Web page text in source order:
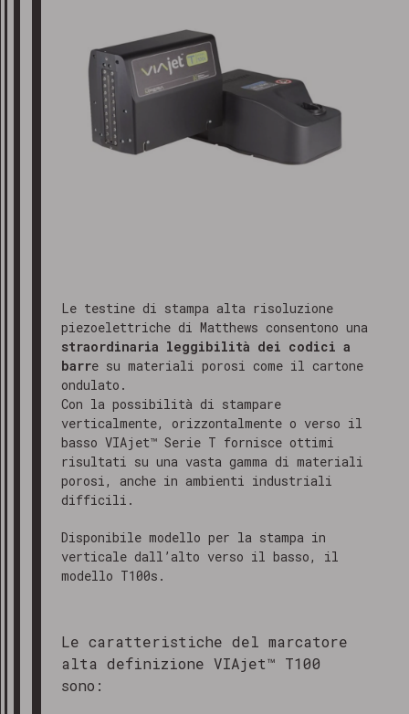
Le testine di stampa alta risoluzione
piezoelettriche di Matthews consentono una
straordinaria leggibilità dei codici a
barre su materiali porosi come il cartone
ondulato.
Con la possibilità di stampare
verticalmente, orizzontalmente o verso il
basso VIAjet™ Serie T fornisce ottimi
risultati su una vasta gamma di materiali
porosi, anche in ambienti industriali
difficili.
Disponibile modello per la stampa in
verticale dall’alto verso il basso, il
modello T100s.
Le caratteristiche del marcatore
alta definizione VIAjet™ T100
sono: